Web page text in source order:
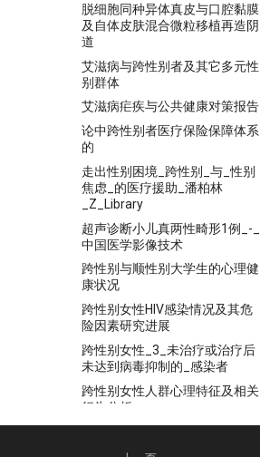
脱细胞同种异体真皮与口腔黏膜
及自体皮肤混合微粒移植再造阴
道
艾滋病与跨性别者及其它多元性
别群体
艾滋病疟疾与公共健康对策报告
论中跨性别者医疗保险保障体系
的
走出性别困境_跨性别_与_性别
焦虑_的医疗援助_潘柏林
_Z_Library
超声诊断小儿真两性畸形1例_-_
中国医学影像技术
跨性别与顺性别大学生的心理健
康状况
跨性别女性HIV感染情况及其危
险因素研究进展
跨性别女性_3_未治疗或治疗后
未达到病毒抑制的_感染者
跨性别女性人群心理特征及相关
行为分析